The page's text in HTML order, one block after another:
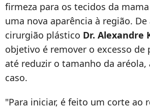
firmeza para os tecidos da
uma nova aparência à região.
cirurgião plástico Dr. Alexandre
objetivo é remover o excesso de
até reduzir o tamanho da aréola,
caso.
"Para iniciar, é feito um corte ao